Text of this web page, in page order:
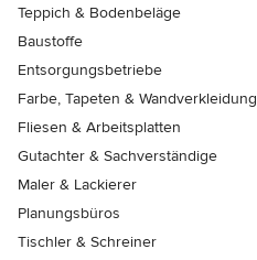
Teppich & Bodenbeläge
Baustoffe
Entsorgungsbetriebe
Farbe, Tapeten & Wandverkleidung
Fliesen & Arbeitsplatten
Gutachter & Sachverständige
Maler & Lackierer
Planungsbüros
Tischler & Schreiner